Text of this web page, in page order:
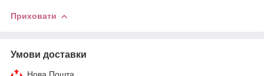
Приховати
Умови доставки
Нова Пошта